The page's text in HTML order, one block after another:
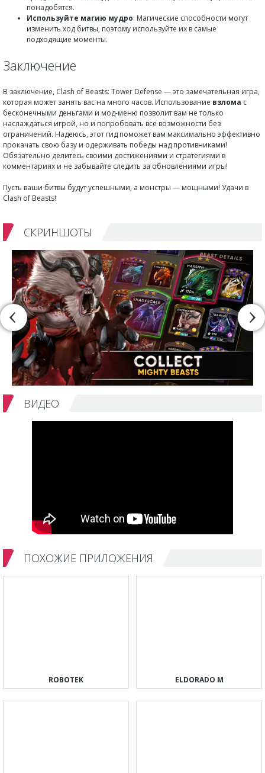
понадобятся.
Используйте магию мудро: Магические способности могут
изменить ход битвы, поэтому используйте их в самые
подходящие моменты.
Заключение
В заключение, Clash of Beasts: Tower Defense — это замечательная игра,
которая может занять вас на много часов. Использование взлома с
бесконечными деньгами и мод-меню позволит вам не только
наслаждаться игрой, но и попробовать все возможности без
ограничений. Надеюсь, этот гид поможет вам максимально эффективно
прокачать свою базу и одерживать победы над противниками!
Обязательно делитесь своими достижениями и стратегиями в
комментариях и не забывайте следить за обновлениями игры!
Пусть ваши битвы будут успешными, а монстры — мощными! Удачи в
Clash of Beasts!
СКРИНШОТЫ
ВИДЕО
ПОХОЖИЕ ПРИЛОЖЕНИЯ
ROBOTEK ELDORADO M